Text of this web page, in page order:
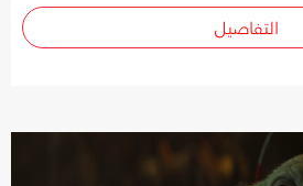
التفاصيل